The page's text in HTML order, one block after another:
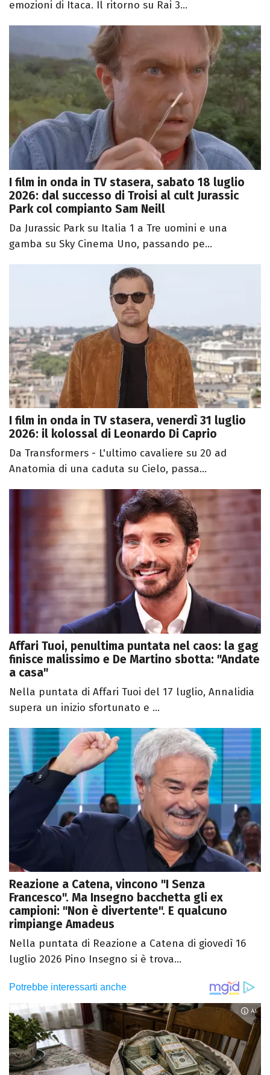
emozioni di Itaca. Il ritorno su Rai 3...
I film in onda in TV stasera, sabato 18 luglio
2026: dal successo di Troisi al cult Jurassic
Park col compianto Sam Neill
Da Jurassic Park su Italia 1 a Tre uomini e una
gamba su Sky Cinema Uno, passando pe...
I film in onda in TV stasera, venerdì 31 luglio
2026: il kolossal di Leonardo Di Caprio
Da Transformers - L'ultimo cavaliere su 20 ad
Anatomia di una caduta su Cielo, passa...
Affari Tuoi, penultima puntata nel caos: la gag
finisce malissimo e De Martino sbotta: "Andate
a casa"
Nella puntata di Affari Tuoi del 17 luglio, Annalidia
supera un inizio sfortunato e ...
Reazione a Catena, vincono "I Senza
Francesco". Ma Insegno bacchetta gli ex
campioni: "Non è divertente". E qualcuno
rimpiange Amadeus
Nella puntata di Reazione a Catena di giovedì 16
luglio 2026 Pino Insegno si è trova...